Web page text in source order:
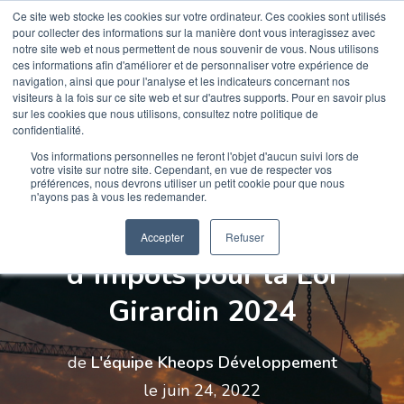
Ce site web stocke les cookies sur votre ordinateur. Ces cookies sont utilisés
pour collecter des informations sur la manière dont vous interagissez avec
notre site web et nous permettent de nous souvenir de vous. Nous utilisons
ces informations afin d'améliorer et de personnaliser votre expérience de
navigation, ainsi que pour l'analyse et les indicateurs concernant nos
visiteurs à la fois sur ce site web et sur d'autres supports. Pour en savoir plus
sur les cookies que nous utilisons, consultez notre politique de
confidentialité.
Vos informations personnelles ne feront l'objet d'aucun suivi lors de
votre visite sur notre site. Cependant, en vue de respecter vos
préférences, nous devrons utiliser un petit cookie pour que nous
n'ayons pas à vous les redemander.
Accepter Refuser
GIRARDIN IS
Plafonds et réductions
d’impôts pour la Loi
Girardin 2024
deL'équipe Kheops Développement
le juin 24, 2022